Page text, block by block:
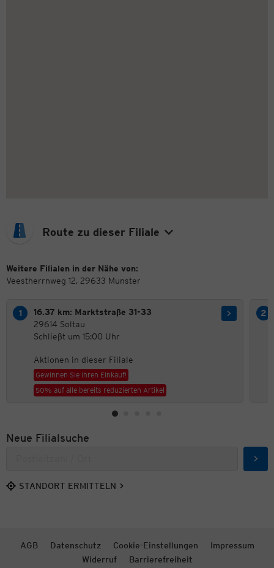
Route zu dieser Filiale
Weitere Filialen in der Nähe von:
Veestherrnweg 12, 29633 Munster
16.37 km: Marktstraße 31-33
29614 Soltau
Schließt um 15:00 Uhr
Aktionen in dieser Filiale
Gewinnen Sie Ihren Einkauf!
50% auf alle bereits reduzierten Artikel
Neue Filialsuche
STANDORT ERMITTELN
AGB Datenschutz Cookie-Einstellungen
Impressum
Widerruf
Barrierefreiheit